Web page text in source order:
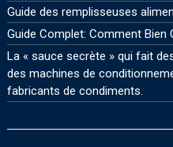
Guide des remplisseuses
Guide Complet: Comment
La « sauce secrète » qui fait
des machines de
fabricants de condiments.